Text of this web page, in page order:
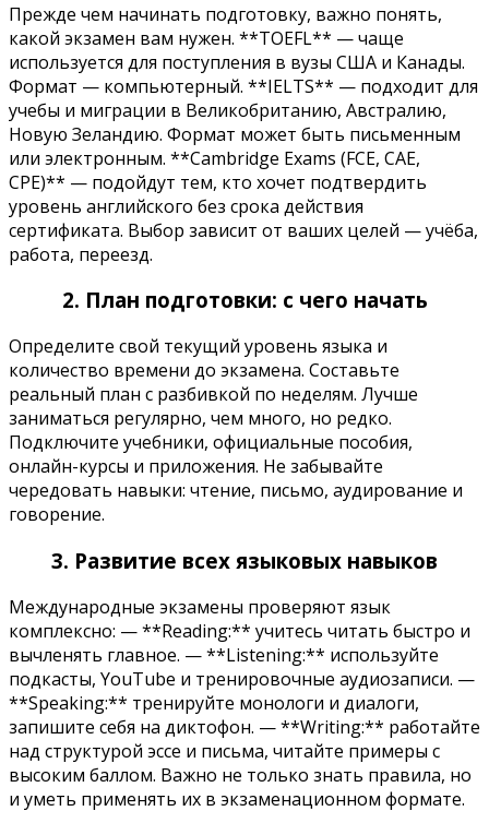
Прежде чем начинать подготовку, важно понять,
какой экзамен вам нужен. **TOEFL** — чаще
используется для поступления в вузы США и Канады.
Формат — компьютерный. **IELTS** — подходит для
учебы и миграции в Великобританию, Австралию,
Новую Зеландию. Формат может быть письменным
или электронным. **Cambridge Exams (FCE, CAE,
CPE)** — подойдут тем, кто хочет подтвердить
уровень английского без срока действия
сертификата. Выбор зависит от ваших целей — учёба,
работа, переезд.
2. План подготовки: с чего начать
Определите свой текущий уровень языка и
количество времени до экзамена. Составьте
реальный план с разбивкой по неделям. Лучше
заниматься регулярно, чем много, но редко.
Подключите учебники, официальные пособия,
онлайн-курсы и приложения. Не забывайте
чередовать навыки: чтение, письмо, аудирование и
говорение.
3. Развитие всех языковых навыков
Международные экзамены проверяют язык
комплексно: — **Reading:** учитесь читать быстро и
вычленять главное. — **Listening:** используйте
подкасты, YouTube и тренировочные аудиозаписи. —
**Speaking:** тренируйте монологи и диалоги,
запишите себя на диктофон. — **Writing:** работайте
над структурой эссе и письма, читайте примеры с
высоким баллом. Важно не только знать правила, но
и уметь применять их в экзаменационном формате.